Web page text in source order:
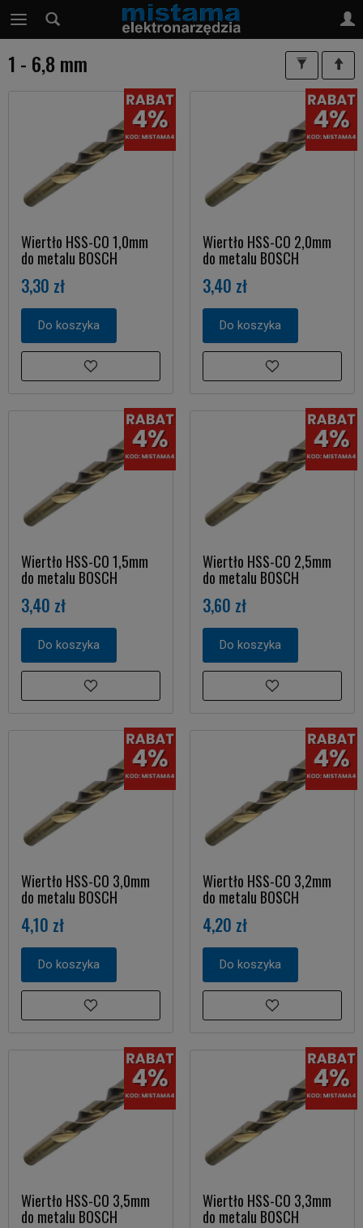
1 - 6,8 mm
Wiertło HSS-CO 1,0mm
do metalu BOSCH
3,30 zł
Do koszyka
Wiertło HSS-CO 2,0mm
do metalu BOSCH
3,40 zł
Do koszyka
Wiertło HSS-CO 1,5mm
do metalu BOSCH
3,40 zł
Do koszyka
Wiertło HSS-CO 2,5mm
do metalu BOSCH
3,60 zł
Do koszyka
Wiertło HSS-CO 3,0mm
do metalu BOSCH
4,10 zł
Do koszyka
Wiertło HSS-CO 3,2mm
do metalu BOSCH
4,20 zł
Do koszyka
Wiertło HSS-CO 3,5mm
do metalu BOSCH
Wiertło HSS-CO 3,3mm
do metalu BOSCH